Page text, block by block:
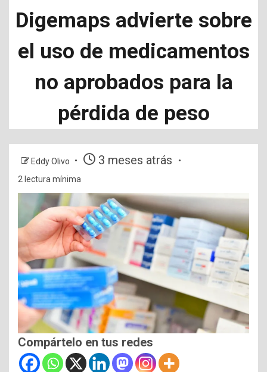
Digemaps advierte sobre
el uso de medicamentos
no aprobados para la
pérdida de peso
Eddy Olivo 3 meses atrás
2 lectura mínima
Compártelo en tus redes